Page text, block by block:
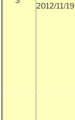
2012/11/19